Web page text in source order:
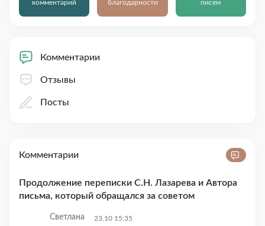
комментарий благодарности писем
Комментарии
Отзывы
Посты
Комментарии
Продолжение переписки С.Н. Лазарева и Автора
письма, который обращался за советом
Светлана 23.10 15:35